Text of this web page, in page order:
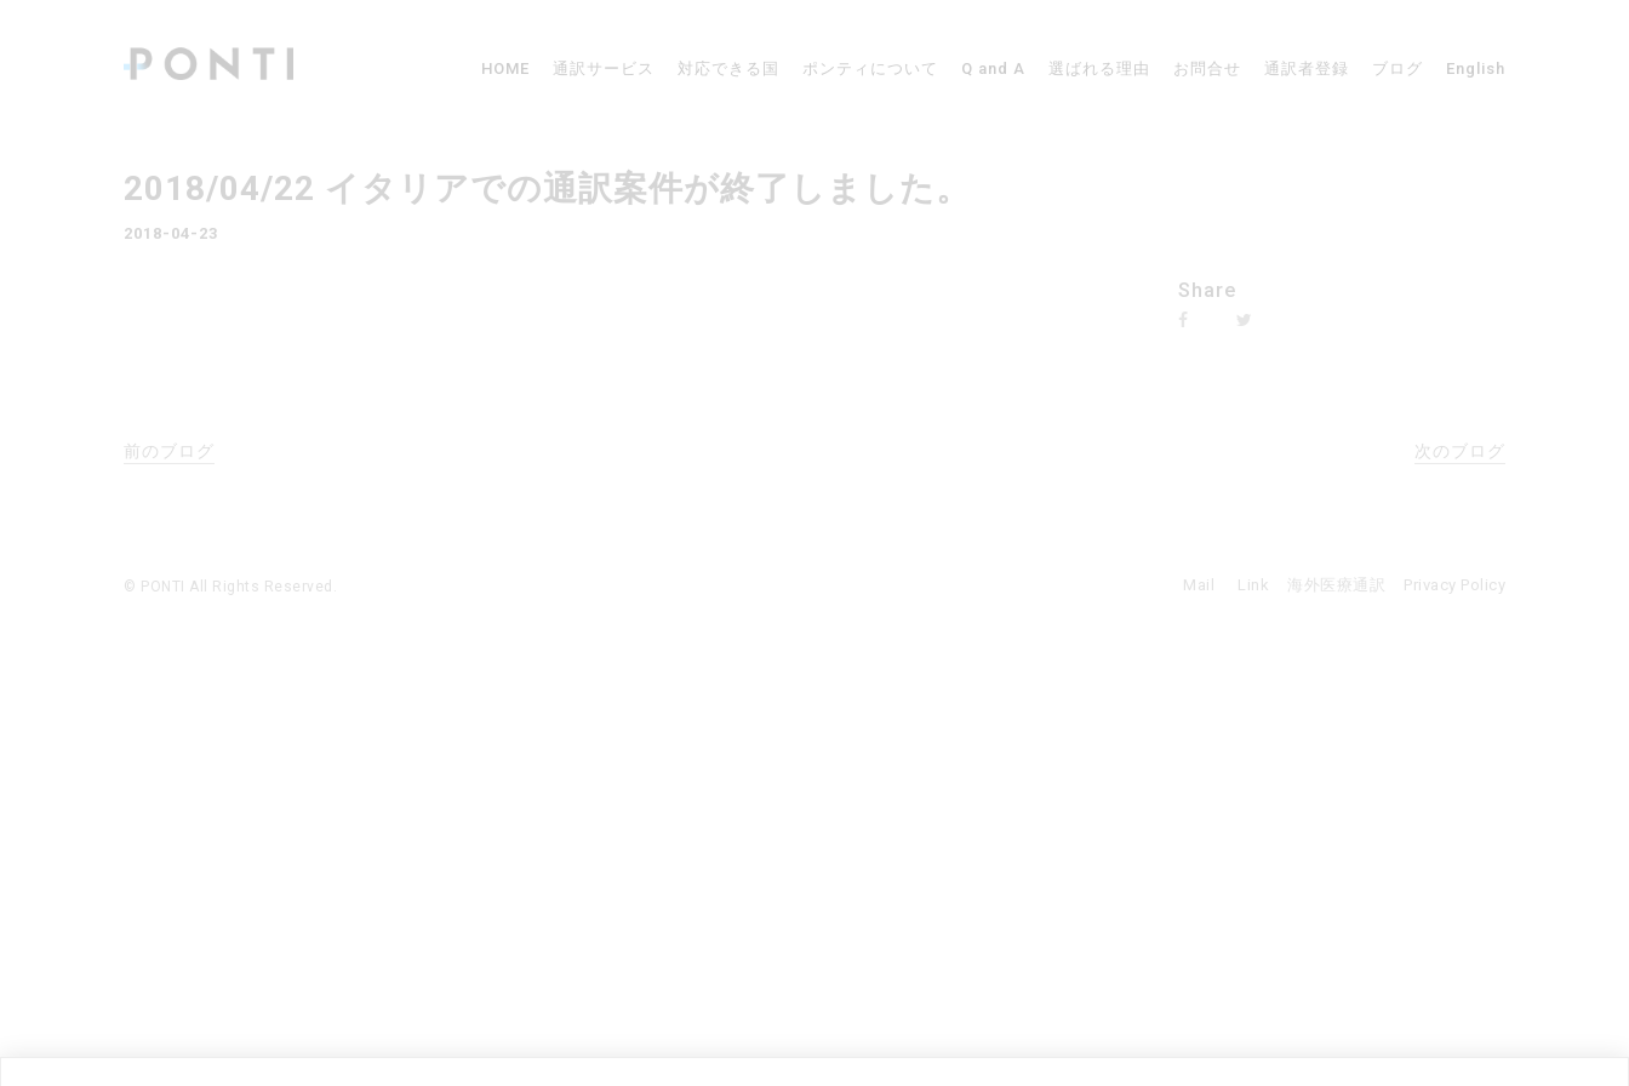
HOME 通訳サービス 対応できる国 ポンティについて Q and A 選ばれる理由 お問合せ 通訳者登録 ブログ English
2018/04/22 イタリアでの通訳案件が終了しました。
2018-04-23
Share
前のブログ 次のブログ
© PONTI All Rights Reserved. Mail Link 海外医療通訳 Privacy Policy